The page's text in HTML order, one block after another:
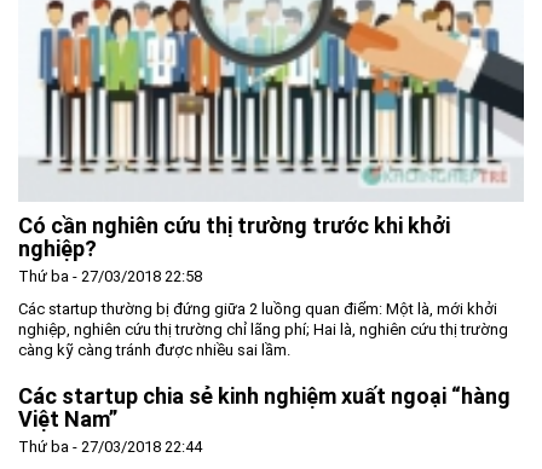
Có cần nghiên cứu thị trường trước khi khởi
nghiệp?
Thứ ba - 27/03/2018 22:58
Các startup thường bị đứng giữa 2 luồng quan điểm: Một là, mới khởi
nghiệp, nghiên cứu thị trường chỉ lãng phí; Hai là, nghiên cứu thị trường
càng kỹ càng tránh được nhiều sai lầm.
Các startup chia sẻ kinh nghiệm xuất ngoại “hàng
Việt Nam”
Thứ ba - 27/03/2018 22:44